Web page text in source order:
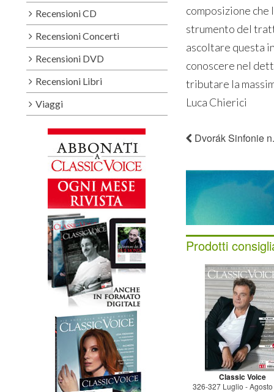
composizione
strumento del
ascoltare questa
conoscere nel
tributare la
Luca Chierici
Dvorák Sinfonie
Prodotti
Classic Voice
326-327 Luglio -
Recensioni CD
Recensioni Concerti
Recensioni DVD
Recensioni Libri
Viaggi